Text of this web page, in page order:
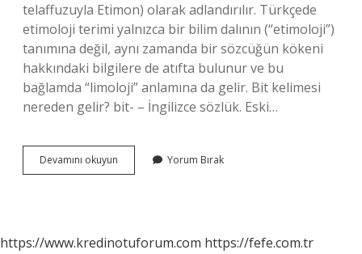
telaffuzuyla Etimon) olarak adlandırılır. Türkçede
etimoloji terimi yalnızca bir bilim dalının (“etimoloji”)
tanımına değil, aynı zamanda bir sözcüğün kökeni
hakkındaki bilgilere de atıfta bulunur ve bu
bağlamda “limoloji” anlamına da gelir. Bit kelimesi
nereden gelir? bit- – İngilizce sözlük. Eski…
Devamını okuyun
Kelimesinin
Yorum Bırak
https://www.kredinotuforum.com https://fefe.com.tr